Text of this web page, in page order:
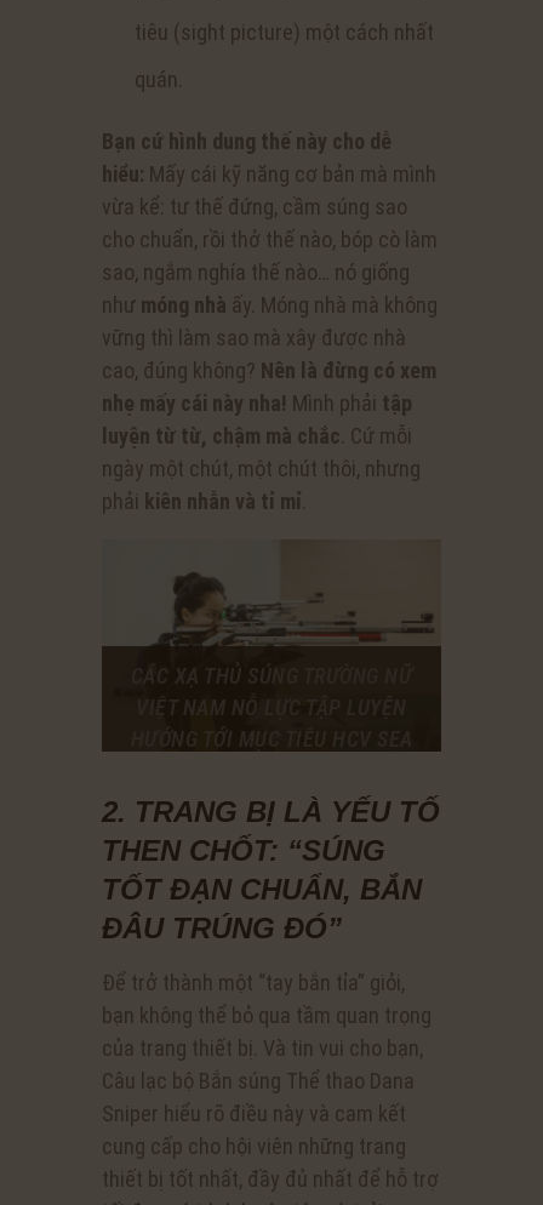
tiêu (sight picture) một cách nhất
quán.
Bạn cứ hình dung thế này cho dễ
hiểu: Mấy cái kỹ năng cơ bản mà mình
vừa kể: tư thế đứng, cầm súng sao
cho chuẩn, rồi thở thế nào, bóp cò làm
sao, ngắm nghía thế nào… nó giống
như móng nhà ấy. Móng nhà mà không
vững thì làm sao mà xây được nhà
cao, đúng không? Nên là đừng có xem
nhẹ mấy cái này nha! Mình phải tập
luyện từ từ, chậm mà chắc . Cứ mỗi
ngày một chút, một chút thôi, nhưng
phải kiên nhẫn và tỉ mỉ
NGUỒN: DANVIET.COM ẢNH: VIẾT
NIỆM
2. TRANG BỊ LÀ YẾU TỐ
THEN CHỐT: “SÚNG
TỐT ĐẠN CHUẨN, BẮN
ĐÂU TRÚNG ĐÓ”
Để trở thành một “tay bắn tỉa” giỏi,
bạn không thể bỏ qua tầm quan trọng
của trang thiết bị. Và tin vui cho bạn,
Câu lạc bộ Bắn súng Thể thao Dana
Sniper hiểu rõ điều này và cam kết
cung cấp cho hội viên những trang
thiết bị tốt nhất, đầy đủ nhất để hỗ trợ